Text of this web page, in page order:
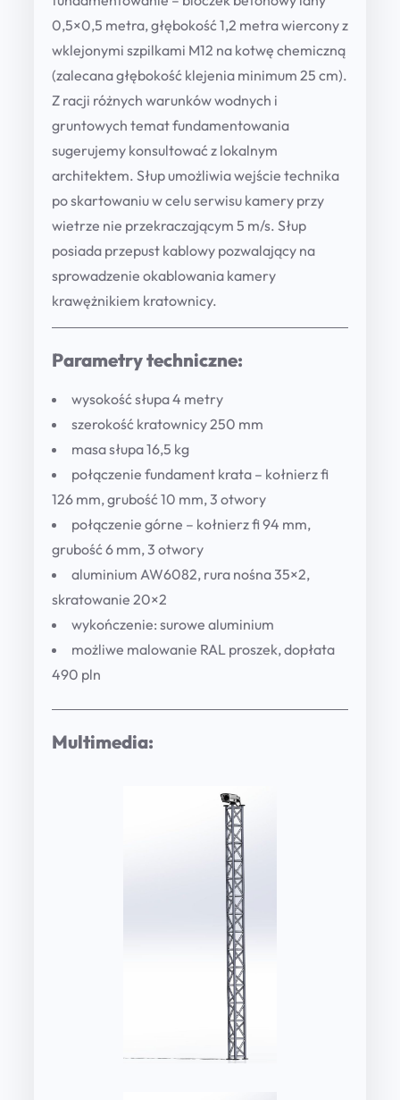
a
0,5×0,5 metra, głębokość 1,2 metra wiercony z
wklejonymi szpilkami M12 na kotwę chemiczną
(zalecana głębokość klejenia minimum 25 cm).
Z racji różnych warunków wodnych i
gruntowych temat fundamentowania
sugerujemy konsultować z lokalnym
architektem. Słup umożliwia wejście technika
po skartowaniu w celu serwisu kamery przy
wietrze nie przekraczającym 5 m/s. Słup
posiada przepust kablowy pozwalający na
sprowadzenie okablowania kamery
krawężnikiem kratownicy.
Parametry techniczne:
wysokość słupa 4 metry
szerokość kratownicy 250 mm
masa słupa 16,5 kg
połączenie fundament krata – kołnierz fi
126 mm, grubość 10 mm, 3 otwory
połączenie górne – kołnierz fi 94 mm,
grubość 6 mm, 3 otwory
aluminium AW6082, rura nośna 35×2,
skratowanie 20×2
wykończenie: surowe aluminium
możliwe malowanie RAL proszek, dopłata
490 pln
Multimedia: